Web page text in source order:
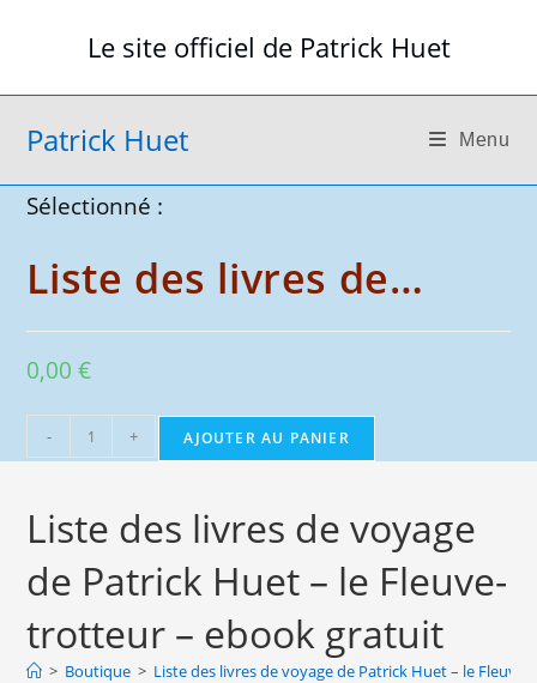
Le site officiel de Patrick Huet
Patrick Huet Menu
Sélectionné :
Liste des livres de…
0,00€
quantité
de
des
livres
de
de
Patrick
- + AJOUTER AU PANIER
Liste des livres de voyage
de Patrick Huet – le Fleuve-
trotteur – ebook gratuit
> Boutique > Liste des livres de voyage de Patrick Huet – le